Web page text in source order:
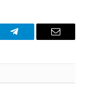
Telegram Email